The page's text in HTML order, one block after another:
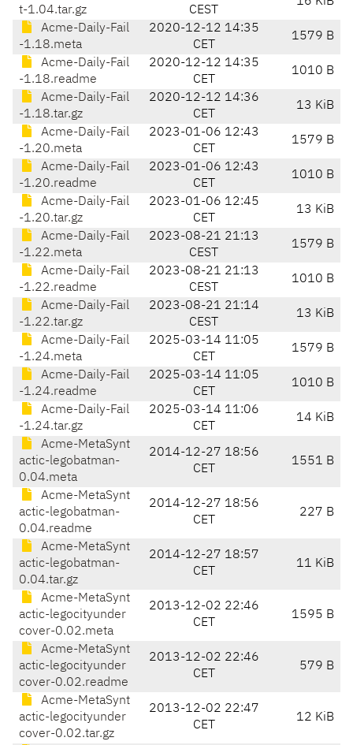
t-1.04.tar.gz
CEST
Acme-Daily-Fail
-1.18.meta
2020-12-12 14:35
CET
1579 B
Acme-Daily-Fail
-1.18.readme
2020-12-12 14:35
CET
1010 B
Acme-Daily-Fail
-1.18.tar.gz
2020-12-12 14:36
CET
13 KiB
Acme-Daily-Fail
-1.20.meta
2023-01-06 12:43
CET
1579 B
Acme-Daily-Fail
-1.20.readme
2023-01-06 12:43
CET
1010 B
Acme-Daily-Fail
-1.20.tar.gz
2023-01-06 12:45
CET
13 KiB
Acme-Daily-Fail
-1.22.meta
2023-08-21 21:13
CEST
1579 B
Acme-Daily-Fail
-1.22.readme
2023-08-21 21:13
CEST
1010 B
Acme-Daily-Fail
-1.22.tar.gz
2023-08-21 21:14
CEST
13 KiB
Acme-Daily-Fail
-1.24.meta
2025-03-14 11:05
CET
1579 B
Acme-Daily-Fail
-1.24.readme
2025-03-14 11:05
CET
1010 B
Acme-Daily-Fail
-1.24.tar.gz
2025-03-14 11:06
CET
14 KiB
Acme-MetaSynt
actic-legobatman-
0.04.meta
2014-12-27 18:56
CET
1551 B
Acme-MetaSynt
actic-legobatman-
0.04.readme
2014-12-27 18:56
CET
227 B
Acme-MetaSynt
actic-legobatman-
0.04.tar.gz
2014-12-27 18:57
CET
11 KiB
Acme-MetaSynt
actic-legocityunder
cover-0.02.meta
2013-12-02 22:46
CET
1595 B
Acme-MetaSynt
actic-legocityunder
cover-0.02.readme
2013-12-02 22:46
CET
579 B
Acme-MetaSynt
actic-legocityunder
cover-0.02.tar.gz
2013-12-02 22:47
CET
12 KiB